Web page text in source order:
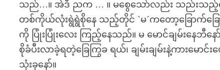
သည်…။ အဲဒီ ညက … ။ မစွေသော်လည်း သည်းသည့်ရ
တစ်ကိုယ်လုံးရွဲရွဲစိုနေ သည့်တိုင် `မ´ကတော့ခြောက်ခြ
ကို ပြုံးပြုံးလေး ကြည့်နေသည်။ မ မောင်ချမ်းနေဘီန
စိုခံပီးလာခဲ့ရတဲ့ခြေကြွခ ရယ်၊ ချမ်းချမ်းနဲ့ကားမေ
သုံးခုနော်။